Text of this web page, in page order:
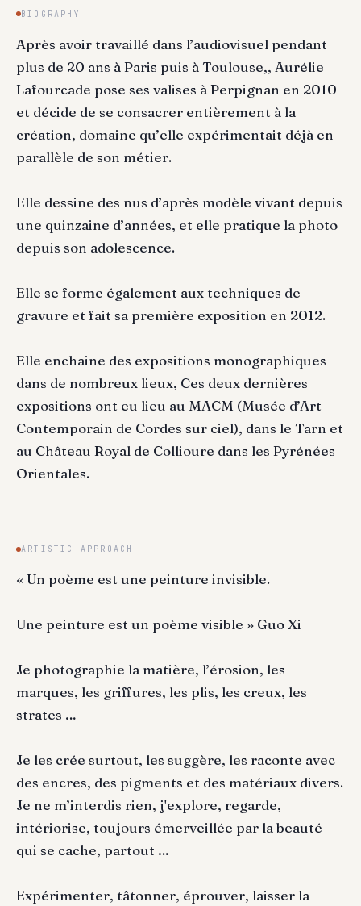
BIOGRAPHY
Après avoir travaillé dans l’audiovisuel pendant
plus de 20 ans à Paris puis à Toulouse,, Aurélie
Lafourcade pose ses valises à Perpignan en 2010
et décide de se consacrer entièrement à la
création, domaine qu’elle expérimentait déjà en
parallèle de son métier.
Elle dessine des nus d’après modèle vivant depuis
une quinzaine d’années, et elle pratique la photo
depuis son adolescence.
Elle se forme également aux techniques de
gravure et fait sa première exposition en 2012.
Elle enchaine des expositions monographiques
dans de nombreux lieux, Ces deux dernières
expositions ont eu lieu au MACM (Musée d’Art
Contemporain de Cordes sur ciel), dans le Tarn et
au Château Royal de Collioure dans les Pyrénées
Orientales.
ARTISTIC APPROACH
« Un poème est une peinture invisible.
Une peinture est un poème visible » Guo Xi
Je photographie la matière, l’érosion, les
marques, les griffures, les plis, les creux, les
strates …
Je les crée surtout, les suggère, les raconte avec
des encres, des pigments et des matériaux divers.
Je ne m’interdis rien, j'explore, regarde,
intériorise, toujours émerveillée par la beauté
qui se cache, partout …
Expérimenter, tâtonner, éprouver, laisser la